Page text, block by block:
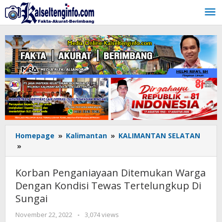
Lewati
ke
konten
Homepage » Kalimantan » KALIMANTAN SELATAN
»
Penganiayaan
Ditemukan
Warga
Dengan
Kondisi
Tertelungkup
Korban Penganiayaan Ditemukan Warga
Dengan Kondisi Tewas Tertelungkup Di
Sungai
November 22, 2022
oleh
-
3,074 views